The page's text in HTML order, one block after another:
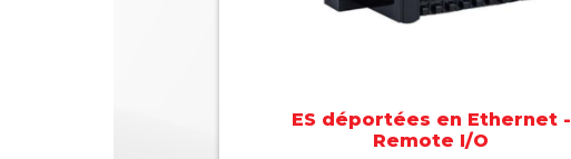
ES déportées en Ethernet -
Remote I/O